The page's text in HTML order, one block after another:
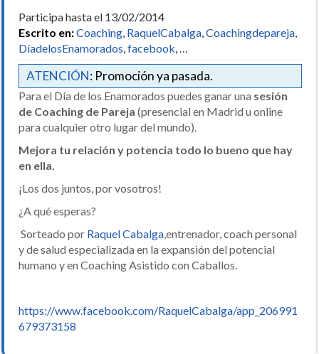
Participa hasta el 13/02/2014
Escrito en:Coaching RaquelCabalga Coachingdepareja
DíadelosEnamorados facebook
ATENCIÓN: Promoción ya pasada.
Para el Día de los Enamorados puedes ganar una sesión
de Coaching de Pareja (presencial en Madrid u online
para cualquier otro lugar del mundo).
Mejora tu relación y potencia todo lo bueno que hay
en ella.
¡Los dos juntos, por vosotros!
¿A qué esperas?
Sorteado por Raquel Cabalga,entrenador, coach personal
y de salud especializada en la expansión del potencial
humano y en Coaching Asistido con Caballos.
https://www.facebook.com/RaquelCabalga/app_206991
679373158